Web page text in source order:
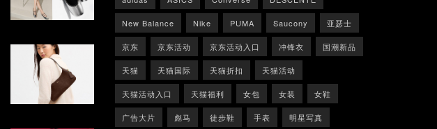
New Balance Nike PUMA Saucony 亚瑟士
京东 京东活动 京东活动入口 冲锋衣 国潮新品
天猫 天猫国际 天猫折扣 天猫活动
天猫活动入口 天猫福利 女包 女装 女鞋
广告大片 彪马 徒步鞋 手表 明星写真